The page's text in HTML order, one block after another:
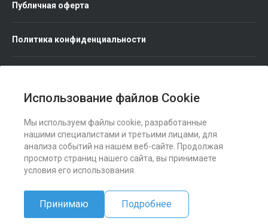
Использование файлов Cookie
Мы используем файлы cookie, разработанные
нашими специалистами и третьими лицами, для
анализа событий на нашем веб-сайте. Продолжая
просмотр страниц нашего сайта, вы принимаете
условия его использования.
Принимаю Подробнее
Публичная оферта
Политика конфиденциальности
Мы в соц. сетях